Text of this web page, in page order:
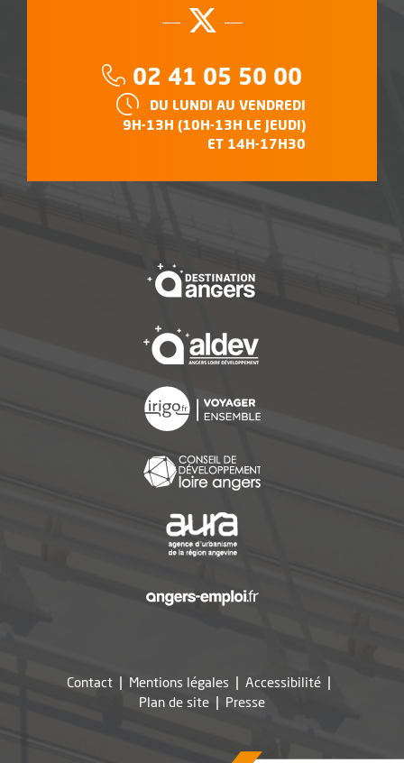
Suivez-nous
, Ouvre une
Téléphone :
02 41 05 50 00
HORAIRES :
DU LUNDI AU VENDREDI
9H-13H (10H-13H LE JEUDI)
ET 14H-17H30
Contact Mentions légales
Accessibilité
Plan de site
Presse, Ouvre une nouvelle